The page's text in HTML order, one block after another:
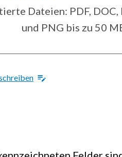
oder Datei hier
Dateien: PDF, DOC,
und PNG bis zu 50